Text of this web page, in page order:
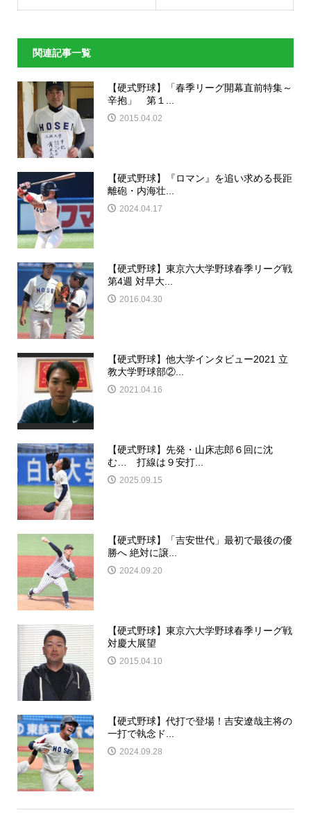
関連記事一覧
【硬式野球】「春季リーグ開幕直前特集～
辛抱」 第１...
2015.04.02
【硬式野球】『ロマン』を追い求める長距
離砲・内海壮...
2024.04.17
【硬式野球】東京六大学野球春季リーグ戦
第4週 対早大...
2016.04.30
【硬式野球】他大学インタビュー2021 立
教大学野球部②...
2021.04.16
【硬式野球】先発・山床志郎６回に沈
む… 打線は９安打...
2025.09.15
【硬式野球】「吉安世代」最初で最後の優
勝へ 絶対に譲...
2024.09.20
【硬式野球】東京六大学野球春季リーグ戦
対慶大展望
2015.04.10
【硬式野球】代打で登場！吉安遼哉主将の
一打で執念ド...
2024.09.28